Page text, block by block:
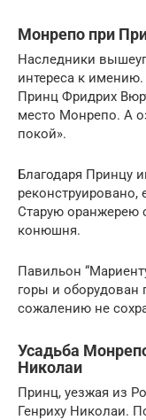
Монрепо при
Наследники
интереса к
Принц Фридрих
место Монрепо. А
покой».
Благодаря Принцу
реконструировано,
Старую оранжерею
конюшня.
Павильон
горы и
сожалению не
Усадьба
Николаи
Принц, уезжая из
Генриху Николаи.